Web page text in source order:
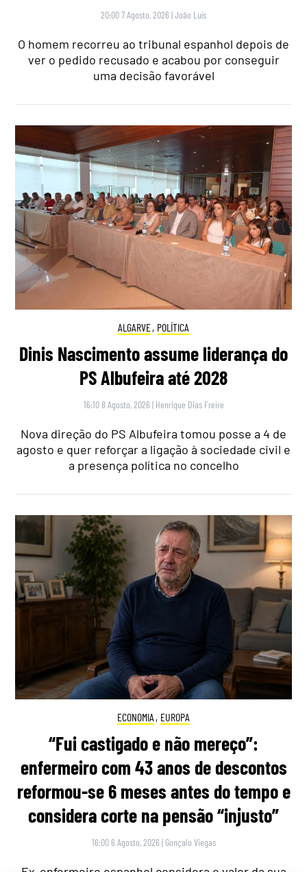
20:00 7 Agosto, 2026 |João Luís
O homem recorreu ao tribunal espanhol depois de
ver o pedido recusado e acabou por conseguir
uma decisão favorável
ALGARVE, POLÍTICA
Dinis Nascimento assume liderança do
PS Albufeira até 2028
16:10 8 Agosto, 2026 | Henrique Dias Freire
Nova direção do PS Albufeira tomou posse a 4 de
agosto e quer reforçar a ligação à sociedade civil e
a presença política no concelho
ECONOMIA , EUROPA
“Fui castigado e não mereço”:
enfermeiro com 43 anos de descontos
reformou-se 6 meses antes do tempo e
considera corte na pensão “injusto”
16:00 6 Agosto, 2026 | Gonçalo Viegas